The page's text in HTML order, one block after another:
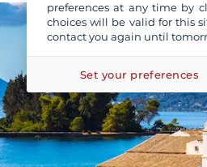
preferences at any time by
choices will be valid for this
contact you again until
Set your preferences